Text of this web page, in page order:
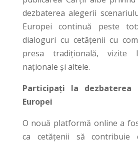
dezbaterea alegerii
Europei continuă peste
dialoguri cu cetățenii cu
presa tradițională, vizite
naționale și altele.
Participați la dezbaterea
Europei
O nouă platformă online a
ca cetățenii să contribuie